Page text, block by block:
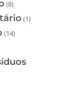
(8)
(1)
(14)